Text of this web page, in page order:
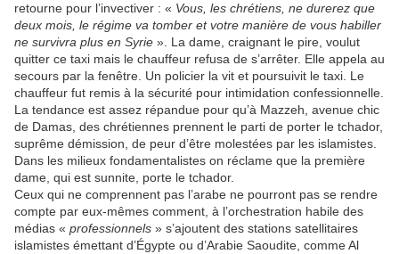
retourne pour l’invectiver : « Vous, les chrétiens, ne durerez que
deux mois, le régime va tomber et votre manière de vous habiller
ne survivra plus en Syrie ». La dame, craignant le pire, voulut
quitter ce taxi mais le chauffeur refusa de s’arrêter. Elle appela au
secours par la fenêtre. Un policier la vit et poursuivit le taxi. Le
chauffeur fut remis à la sécurité pour intimidation confessionnelle.
La tendance est assez répandue pour qu’à Mazzeh, avenue chic
de Damas, des chrétiennes prennent le parti de porter le tchador,
suprême démission, de peur d’être molestées par les islamistes.
Dans les milieux fondamentalistes on réclame que la première
dame, qui est sunnite, porte le tchador.
Ceux qui ne comprennent pas l’arabe ne pourront pas se rendre
compte par eux-mêmes comment, à l’orchestration habile des
médias « professionnels » s’ajoutent des stations satellitaires
islamistes émettant d’Égypte ou d’Arabie Saoudite, comme Al